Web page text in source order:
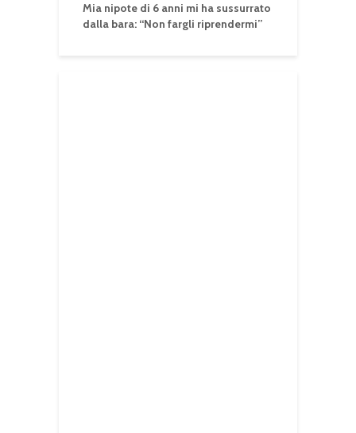
Mia nipote di 6 anni mi ha sussurrato
dalla bara: “Non fargli riprendermi”